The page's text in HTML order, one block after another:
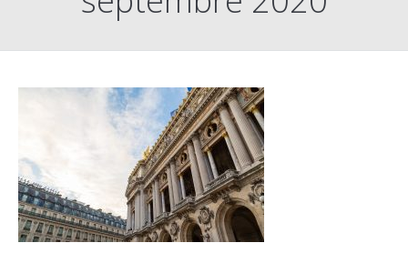
Contact